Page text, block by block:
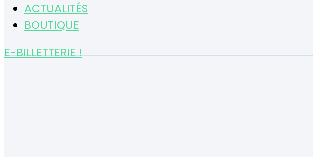
ACTUALITÉS
BOUTIQUE
E-BILLETTERIE !